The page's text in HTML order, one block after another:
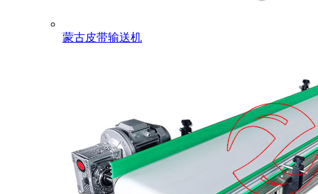
蒙古皮带输送机